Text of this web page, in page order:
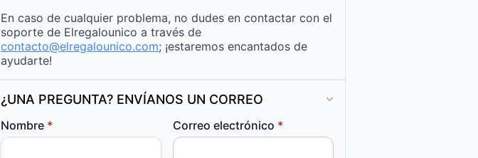
En caso de cualquier problema, no dudes en contactar con el
soporte de Elregalounico a través de
contacto@elregalounico.com; ¡estaremos encantados de
ayudarte!
¿UNA PREGUNTA? ENVÍANOS UN CORREO
Nombre * Correo electrónico *